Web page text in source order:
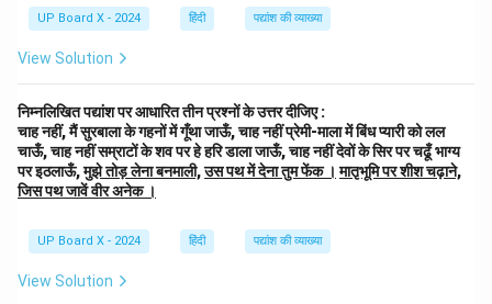
UP Board X - 2024 हिंदी पद्यांश की व्याख्या
View Solution
निम्नलिखित पद्यांश पर आधारित तीन प्रश्नों के उत्तर दीजिए :
चाह नहीं, मैं सुरबाला के गहनों में गूँथा जाऊँ, चाह नहीं प्रेमी-माला में बिंध प्यारी को लल
चाऊँ, चाह नहीं सम्राटों के शव पर हे हरि डाला जाऊँ, चाह नहीं देवों के सिर पर चढूँ भाग्य
पर इठलाऊँ,मुझे तोड़ लेना बनमाली,उस पथ में देना तुम फेंक । मातृभूमि पर शीश चढ़ाने,
जिस पथ जावें वीर अनेक ।
UP Board X - 2024 हिंदी पद्यांश की व्याख्या
View Solution